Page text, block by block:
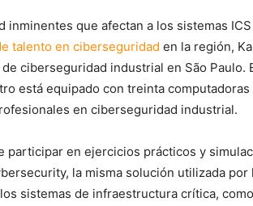
que afectan a los sistemas
talento en ciberseguridad en la región,
ciberseguridad industrial en São Paulo.
está equipado con treinta computadoras
en ciberseguridad industrial.
participar en ejercicios prácticos y
la misma solución utilizada por
sistemas de infraestructura crítica,